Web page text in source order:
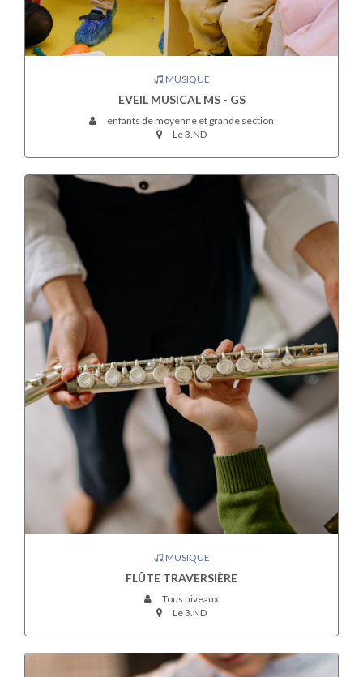
MUSIQUE
EVEIL MUSICAL MS - GS
enfants de moyenne et grande section
Le 3.ND
MUSIQUE
FLÛTE TRAVERSIÈRE
Tous niveaux
Le 3.ND